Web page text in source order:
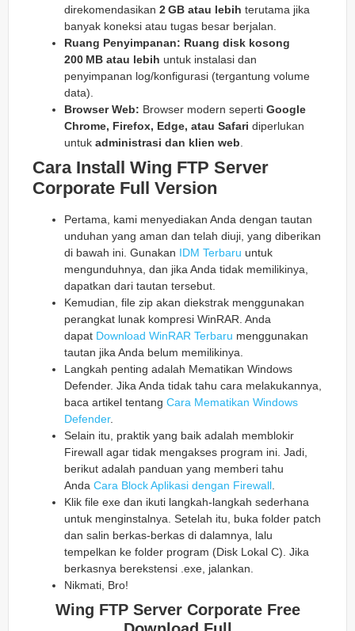
direkomendasikan 2 GB atau lebih terutama jika
banyak koneksi atau tugas besar berjalan.
Ruang Penyimpanan: Ruang disk kosong
200 MB atau lebih untuk instalasi dan
penyimpanan log/konfigurasi (tergantung volume
data).
Browser Web: Browser modern seperti Google
Chrome, Firefox, Edge, atau Safari diperlukan
untuk administrasi dan klien web
Cara Install Wing FTP Server
Corporate Full Version
Pertama, kami menyediakan Anda dengan tautan
unduhan yang aman dan telah diuji, yang diberikan
di bawah ini. Gunakan IDM Terbaru untuk
mengunduhnya, dan jika Anda tidak memilikinya,
dapatkan dari tautan tersebut.
Kemudian, file zip akan diekstrak menggunakan
perangkat lunak kompresi WinRAR. Anda
dapat Download WinRAR Terbaru menggunakan
tautan jika Anda belum memilikinya.
Langkah penting adalah Mematikan Windows
Defender. Jika Anda tidak tahu cara melakukannya,
baca artikel tentang Cara Mematikan Windows
Defender.
Selain itu, praktik yang baik adalah memblokir
Firewall agar tidak mengakses program ini. Jadi,
berikut adalah panduan yang memberi tahu
Anda Cara Block Aplikasi dengan Firewall
Klik file exe dan ikuti langkah-langkah sederhana
untuk menginstalnya. Setelah itu, buka folder patch
dan salin berkas-berkas di dalamnya, lalu
tempelkan ke folder program (Disk Lokal C). Jika
berkasnya berekstensi .exe, jalankan.
Nikmati, Bro!
Wing FTP Server Corporate Free